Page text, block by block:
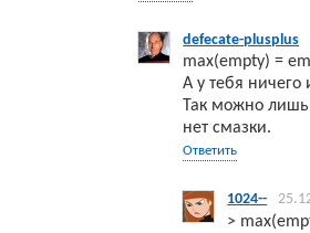
defecate-plusplus
max(empty) =
А у тебя ничего
Так можно
нет смазки.
Ответить
1024--
>